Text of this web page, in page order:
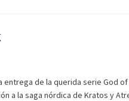
entrega de la querida serie God
a la saga nórdica de Kratos y